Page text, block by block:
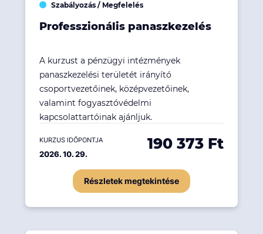
Szabályozás / Megfelelés
Professzionális panaszkezelés
A kurzust a pénzügyi intézmények
panaszkezelési területét irányító
csoportvezetőinek, középvezetőinek,
valamint fogyasztóvédelmi
kapcsolattartóinak ajánljuk.
KURZUS IDŐPONTJA
2026. 10. 29.
190 373 Ft
Részletek megtekintése